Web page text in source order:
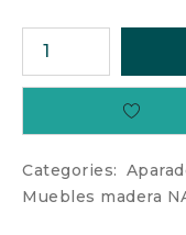
Categories:
Muebles madera